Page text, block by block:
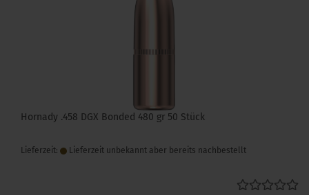
Hornady .458 DGX Bonded 480 gr 50 Stück
Lieferzeit: Lieferzeit unbekannt aber bereits nachbestellt